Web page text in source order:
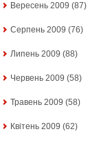
Вересень 2009 (87)
Серпень 2009 (76)
Липень 2009 (88)
Червень 2009 (58)
Травень 2009 (58)
Квітень 2009 (62)